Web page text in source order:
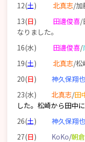
12(土) 北真志/加
13(日) 田邊俊喜/
なりました。
16(水) 田邊俊喜/
19(土) 北真志/松
20(日) 神久保翔也
23(水) 北真志/田
した。 松崎から田中
26(土) 神久保翔也
27(日) KoKo/朝